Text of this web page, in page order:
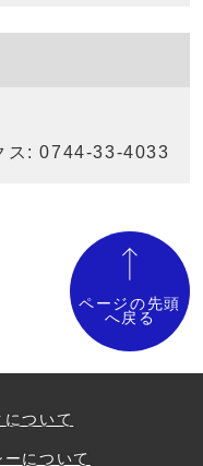
ス: 0744-33-4033
ページの先頭
へ戻る
ついて
について